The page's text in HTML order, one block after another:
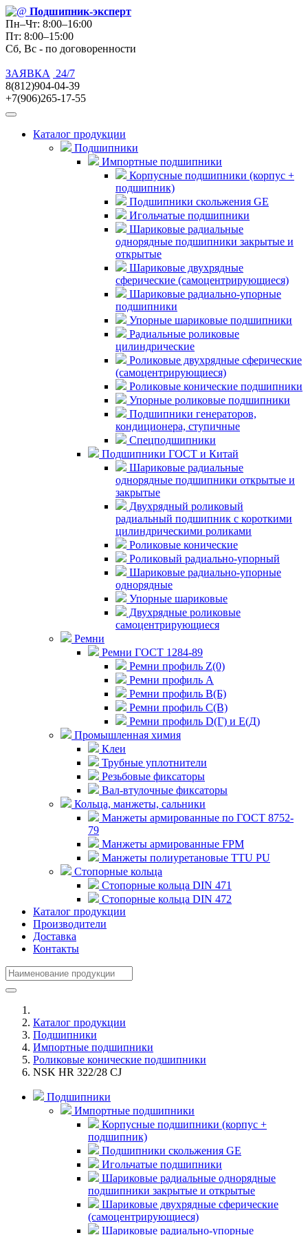
Подшипник-эксперт
Пн–Чт: 8:00–16:00
Пт: 8:00–15:00
Сб, Вс - по договоренности
ЗАЯВКА
24/7
8(812)904-04-39
+7(906)265-17-55
Каталог продукции
Подшипники
Импортные подшипники
Корпусные подшипники (корпус +
подшипник)
Подшипники скольжения GE
Игольчатые подшипники
Шариковые радиальные
однорядные подшипники закрытые и
открытые
Шариковые двухрядные
сферические (самоцентрирующиеся)
Шариковые радиально-упорные
подшипники
Упорные шариковые подшипники
Радиальные роликовые
цилиндрические
Роликовые двухрядные сферические
(самоцентрирующиеся)
Роликовые конические подшипники
Упорные роликовые подшипники
Подшипники генераторов,
кондиционера, ступичные
Спецподшипники
Подшипники ГОСТ и Китай
Шариковые радиальные
однорядные подшипники открытые и
закрытые
Двухрядный роликовый
радиальный подшипник с короткими
цилиндрическими роликами
Роликовые конические
Роликовый радиально-упорный
Шариковые радиально-упорные
однорядные
Упорные шариковые
Двухрядные роликовые
самоцентрирующиеся
Ремни
Ремни ГОСТ 1284-89
Ремни профиль Z(0)
Ремни профиль А
Ремни профиль В(Б)
Ремни профиль С(В)
Ремни профиль D(Г) и E(Д)
Промышленная химия
Клеи
Трубные уплотнители
Резьбовые фиксаторы
Вал-втулочные фиксаторы
Кольца, манжеты, сальники
Манжеты армированные по ГОСТ 8752-
79
Манжеты армированные FPM
Манжеты полиуретановые TTU PU
Стопорные кольца
Стопорные кольца DIN 471
Стопорные кольца DIN 472
Каталог продукции
Производители
Доставка
Контакты
Каталог продукции
Подшипники
Импортные подшипники
Роликовые конические подшипники
NSK HR 322/28 CJ
Подшипники
Импортные подшипники
Корпусные подшипники (корпус +
подшипник)
Подшипники скольжения GE
Игольчатые подшипники
Шариковые радиальные однорядные
подшипники закрытые и открытые
Шариковые двухрядные сферические
(самоцентрирующиеся)
Шариковые радиально-упорные